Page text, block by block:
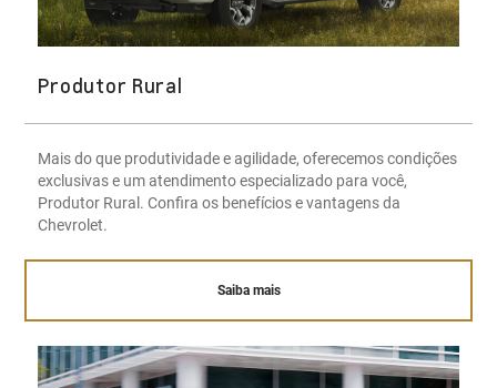
Produtor Rural
Mais do que produtividade e agilidade, oferecemos condições
exclusivas e um atendimento especializado para você,
Produtor Rural. Confira os benefícios e vantagens da
Chevrolet.
Saiba mais